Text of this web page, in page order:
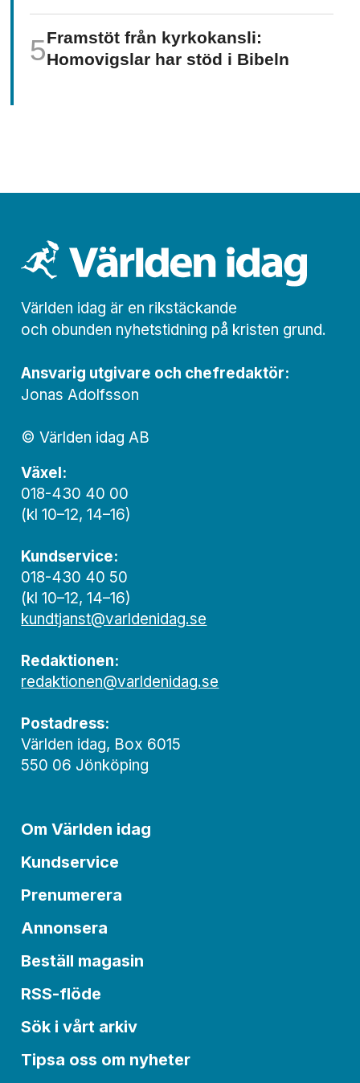
Framstöt från kyrkokansli:
Homo­vigslar har stöd i Bibeln
Världen idag är en rikstäckande
och obunden nyhets­­­tidning på kristen grund.
Ansvarig utgivare och chef­redaktör:
Jonas Adolfsson
© Världen idag AB
Växel:
018-430 40 00
(kl 10–12, 14–16)
Kundservice:
018-430 40 50
(kl 10–12, 14–16)
kundtjanst@varldenidag.se
Redaktionen:
redaktionen@varldenidag.se
Postadress:
Världen idag, Box 6015
550 06 Jönköping
Om Världen idag
Kundservice
Prenumerera
Annonsera
Beställ magasin
RSS-flöde
Sök i vårt arkiv
Tipsa oss om nyheter